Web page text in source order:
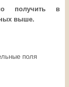
получить в
выше.
поля